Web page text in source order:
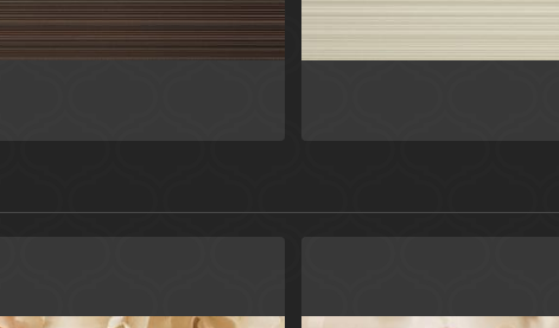
КераДим плитка 20x50
Ceradim
КераДим